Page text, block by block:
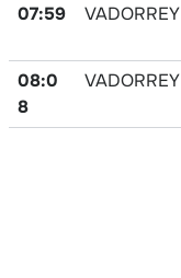
07:59
VADORREY
08:0
8
VADORREY